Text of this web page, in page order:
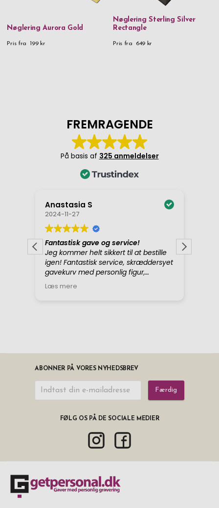
Nøglering Aurora Gold
Pris fra 199 kr
Nøglering Sterling Silver
Rectangle
Pris fra 649 kr
ABONNER PÅ VORES NYHEDSBREV
Færdig
FØLG OS PÅ DE SOCIALE MEDIER